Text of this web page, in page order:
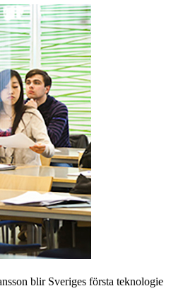
blir Sveriges första teknologie